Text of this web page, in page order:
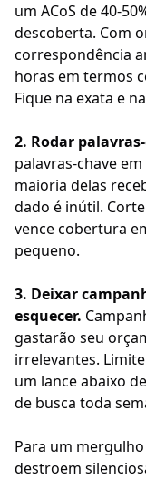
um ACoS de 40-
descoberta. Com
correspondência
horas em termos
Fique na exata e
2. Rodar
palavras-chave
maioria delas
dado é inútil.
vence cobertura
pequeno.
3. Deixar
esquecer.
gastarão seu
irrelevantes.
um lance abaixo
de busca toda
Para um
destroem